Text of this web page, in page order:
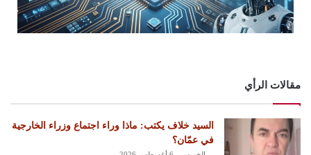
مقالات الرأي
السيد خلاف يكتب: ماذا وراء اجتماع وزراء الخارجية
في عمّان؟